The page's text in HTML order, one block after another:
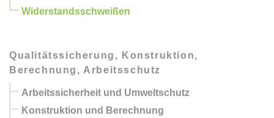
Widerstandsschweißen
Qualitätssicherung, Konstruktion,
Berechnung, Arbeitsschutz
Arbeitssicherheit und Umweltschutz
Konstruktion und Berechnung